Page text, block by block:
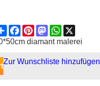
ShareFacebook
PinterestMastodonWhatsApp
diamant malerei
Zur Wunschliste hinzufügen